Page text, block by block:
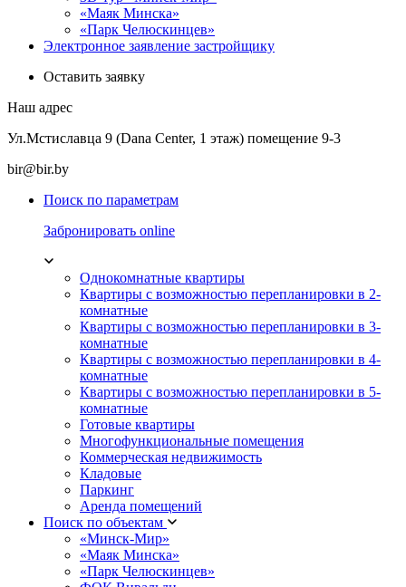
«Маяк Минска»
«Парк Челюскинцев»
Электронное заявление застройщику
Оставить заявку
Наш адрес
Ул.Мстиславца 9 (Dana Center, 1 этаж) помещение 9-3
bir@bir.by
Поиск по параметрам
Забронировать online
Однокомнатные квартиры
Квартиры с возможностью перепланировки в 2-
комнатные
Квартиры с возможностью перепланировки в 3-
комнатные
Квартиры с возможностью перепланировки в 4-
комнатные
Квартиры с возможностью перепланировки в 5-
комнатные
Готовые квартиры
Многофункциональные помещения
Коммерческая недвижимость
Кладовые
Паркинг
Аренда помещений
Поиск по объектам
«Минск-Мир»
«Маяк Минска»
«Парк Челюскинцев»